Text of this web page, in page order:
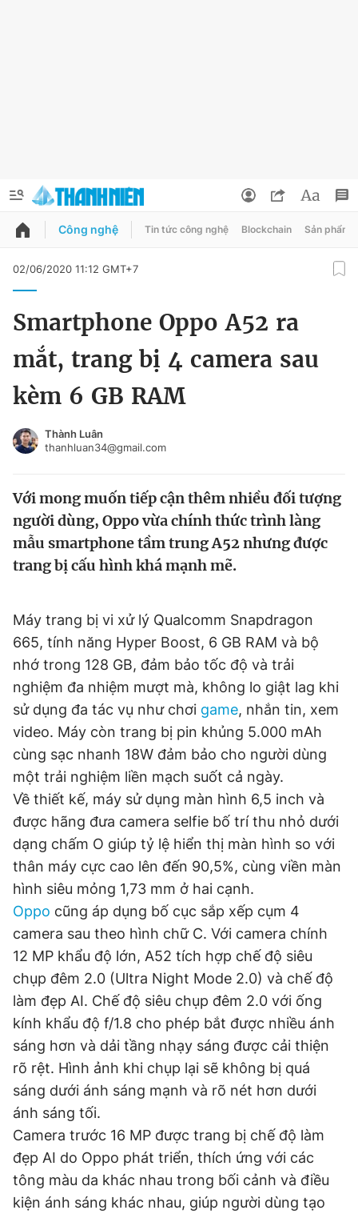
QUẢNG CÁO ĐẶT BÁO
Chuyên mục
Chuyên mục khác
Video Magazine
Sản phẩm khác
Thông tin tòa soạn Liên hệ quảng cáo
Đọc Thanh Niên trên điện thoại
Theo dõi báo trên
Hotline
0906 645 777
Liên hệ quảng cáo
0908 780 404
Đặt báo Quảng cáo RSS Tòa soạn Chính sách bảo
Tổng biên tập: Nguyễn Ngọc Toàn
Phó tổng biên tập thường trực: Hải Thành
Phó tổng biên tập: Lâm Hiếu Dũng
Phó tổng biên tập: Trần Việt Hưng
Tổng thư ký tòa soạn: Đức Trung
Giấy phép xuất bản số 110/GP - BTTTT cấp ngày 24.3.2020
© 2003-2026 Bản quyền thuộc về Báo Thanh Niên. Cấm sao
chép dưới mọi hình thức nếu không có sự chấp thuận bằng văn
bản. Phát triển bởi ePi Technologies, JSC.
Đổi mật khẩu
Tin đã lưu
Tin đã xem
Đăng xuất
Công nghệ Tin tức công nghệ Blockchain Sản phẩm
02/06/2020 11:12 GMT+7
Smartphone Oppo A52 ra
mắt, trang bị 4 camera sau
kèm 6 GB RAM
Thành Luân
thanhluan34@gmail.com
Với mong muốn tiếp cận thêm nhiều đối tượng
người dùng, Oppo vừa chính thức trình làng
mẫu smartphone tầm trung A52 nhưng được
trang bị cấu hình khá mạnh mẽ.
Máy trang bị vi xử lý Qualcomm Snapdragon
665, tính năng Hyper Boost, 6 GB RAM và bộ
nhớ trong 128 GB, đảm bảo tốc độ và trải
nghiệm đa nhiệm mượt mà, không lo giật lag khi
sử dụng đa tác vụ như chơi game, nhắn tin, xem
video. Máy còn trang bị pin khủng 5.000 mAh
cùng sạc nhanh 18W đảm bảo cho người dùng
một trải nghiệm liền mạch suốt cả ngày.
Về thiết kế, máy sử dụng màn hình 6,5 inch và
được hãng đưa camera selfie bố trí thu nhỏ dưới
dạng chấm O giúp tỷ lệ hiển thị màn hình so với
thân máy cực cao lên đến 90,5%, cùng viền màn
hình siêu mỏng 1,73 mm ở hai cạnh.
Oppo cũng áp dụng bố cục sắp xếp cụm 4
camera sau theo hình chữ C. Với camera chính
12 MP khẩu độ lớn, A52 tích hợp chế độ siêu
chụp đêm 2.0 (Ultra Night Mode 2.0) và chế độ
làm đẹp AI. Chế độ siêu chụp đêm 2.0 với ống
kính khẩu độ f/1.8 cho phép bắt được nhiều ánh
sáng hơn và dải tầng nhạy sáng được cải thiện
rõ rệt. Hình ảnh khi chụp lại sẽ không bị quá
sáng dưới ánh sáng mạnh và rõ nét hơn dưới
ánh sáng tối.
Camera trước 16 MP được trang bị chế độ làm
đẹp AI do Oppo phát triển, thích ứng với các
tông màu da khác nhau trong bối cảnh và điều
kiện ánh sáng khác nhau, giúp người dùng tạo